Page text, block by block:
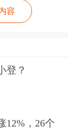
窗口中，
辅助功能
牙连接近
。
馈与线上
容
登？
12%，26个